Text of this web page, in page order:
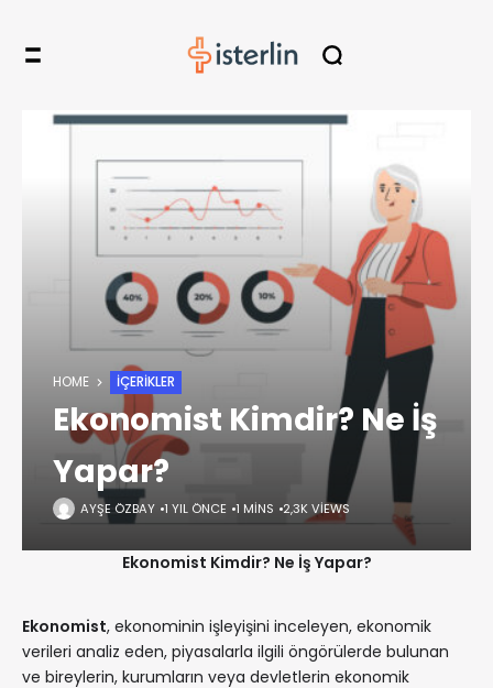
HOME İÇERIKLER
Ekonomist Kimdir? Ne İş
Yapar?
AYŞE ÖZBAY 1 YIL ÖNCE 1 MINS 2,3K VIEWS
Ekonomist Kimdir? Ne İş Yapar?
Ekonomist, ekonominin işleyişini inceleyen, ekonomik
verileri analiz eden, piyasalarla ilgili öngörülerde bulunan
ve bireylerin, kurumların veya devletlerin ekonomik